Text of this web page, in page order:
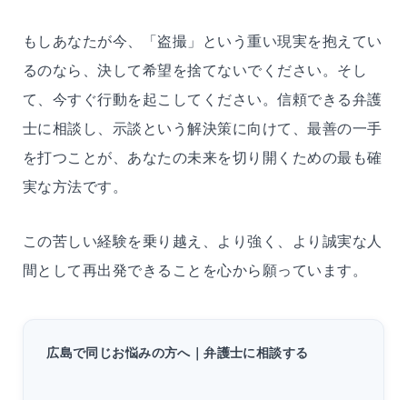
もしあなたが今、「盗撮」という重い現実を抱えてい
るのなら、決して希望を捨てないでください。そし
て、今すぐ行動を起こしてください。信頼できる弁護
士に相談し、示談という解決策に向けて、最善の一手
を打つことが、あなたの未来を切り開くための最も確
実な方法です。
この苦しい経験を乗り越え、より強く、より誠実な人
間として再出発できることを心から願っています。
広島で同じお悩みの方へ｜弁護士に相談する